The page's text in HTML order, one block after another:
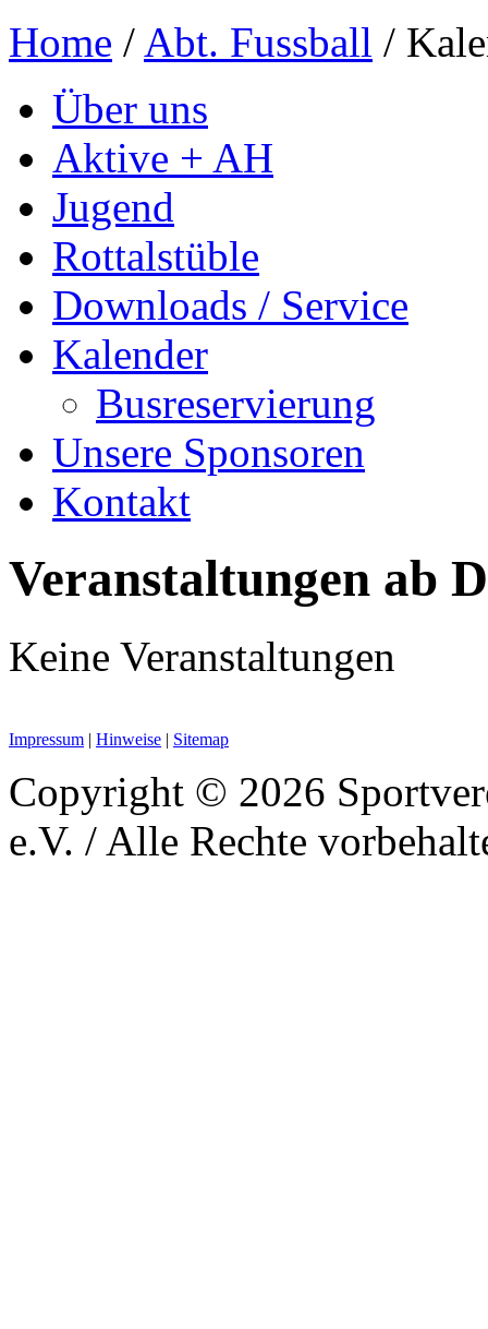
Home / Abt. Fussball /
Über uns
Aktive + AH
Jugend
Rottalstüble
Downloads / Service
Kalender
Busreservierung
Unsere Sponsoren
Kontakt
Veranstaltungen ab
Keine Veranstaltungen
Impressum | Hinweise | Sitemap
Copyright © 2026
e.V. / Alle Rechte